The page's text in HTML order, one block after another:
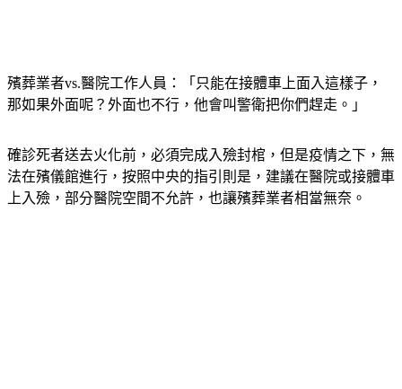
殯葬業者vs.醫院工作人員：「只能在接體車上面入這樣子，
那如果外面呢？外面也不行，他會叫警衛把你們趕走。」
確診死者送去火化前，必須完成入殮封棺，但是疫情之下，無
法在殯儀館進行，按照中央的指引則是，建議在醫院或接體車
上入殮，部分醫院空間不允許，也讓殯葬業者相當無奈。